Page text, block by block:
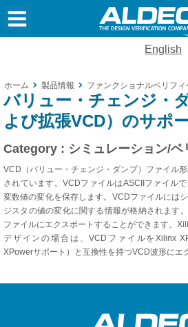
English
ホーム 製品情報 ファンクショナルベリフィ
バリュー・チェンジ・
よび拡張VCD）のサポ
Category : シミュレーション/ベ
VCD（バリュー・チェンジ・ダンプ）ファイル
されています。VCDファイルはASCIIファイル
変数値の変化を保存します。VCDファイルには
ジスタの値の変化に関する情報が格納されます
ファイルにエクスポートすることができます。
デザインの場合は、VCDファイルをXilinx
XPowerサポート）と互換性を持つVCD波形にエ